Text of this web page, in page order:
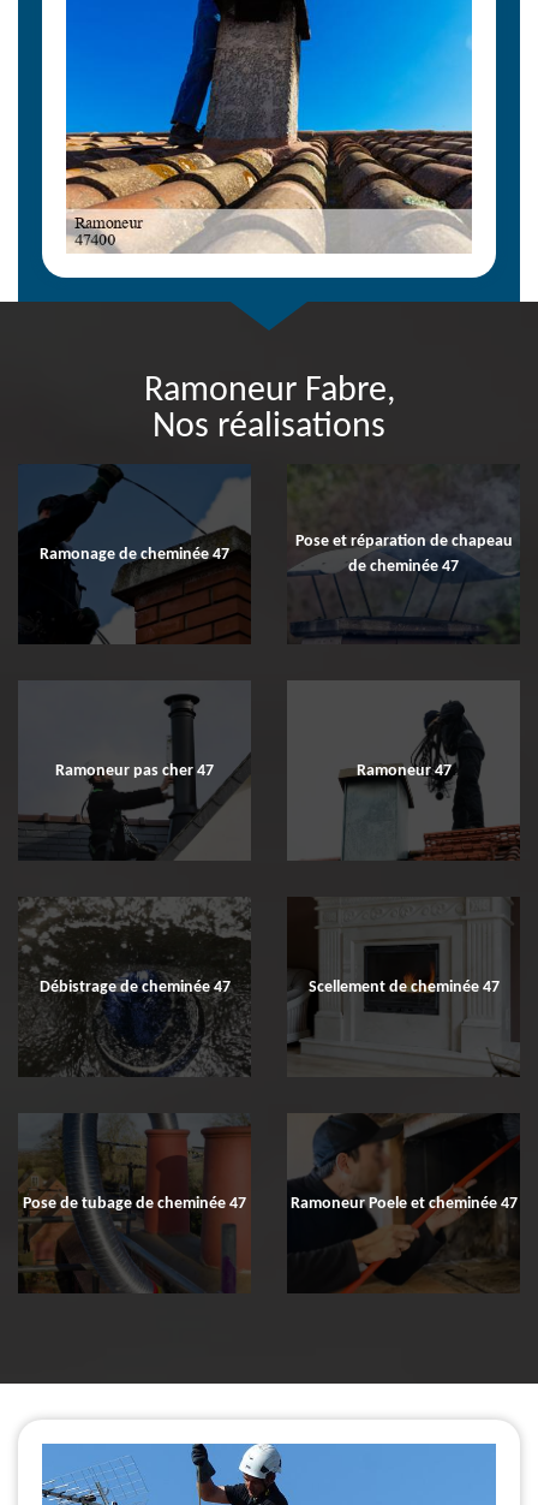
Ramoneur Fabre,
Nos réalisations
Ramonage de cheminée 47
Pose et réparation de chapeau
de cheminée 47
Ramoneur pas cher 47 Ramoneur 47
Débistrage de cheminée 47 Scellement de cheminée 47
Pose de tubage de cheminée 47 Ramoneur Poele et cheminée 47